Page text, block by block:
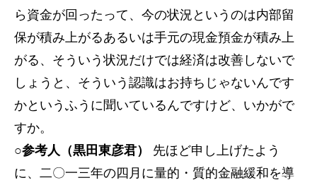
ら資金が回ったって、今の状況というのは内部留
保が積み上がるあるいは手元の現金預金が積み上
がる、そういう状況だけでは経済は改善しないで
しょうと、そういう認識はお持ちじゃないんです
かというふうに聞いているんですけど、いかがで
すか。
○参考人（黒田東彦君）
先ほど申し上げたよう
に、二〇一三年の四月に量的・質的金融緩和を導